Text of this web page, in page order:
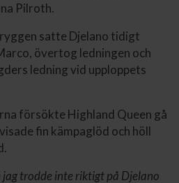
Pilroth.
satte Djelano tidigt
övertog ledningen och
ledning vid upploppets
försökte Highland Queen gå
fin kämpaglöd och höll
jag trodde inte riktigt på Djelano